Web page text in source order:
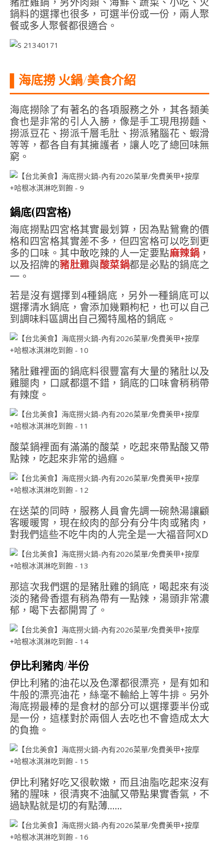
鍋料的選擇也很多，可選半份或一份，兩人聚
餐或多人聚餐都很適合。
▌海底撈 火鍋/美食介紹
海底撈除了有著名的各項服務之外，其各類美
食也是非常的引人入勝，像是手工現甩撈麵、
撈派豆花、撈派千層毛肚、撈派豬腦花、蝦滑
等等，都各自有其擁護者，讓人吃了總回味無
窮。
鍋底(四宮格)
海底撈點四宮格其實最划算，因為點鴛鴦的價
格和四宮格其實差不多，但四宮格可以吃到更
多的口味。其中敢吃辣的人一定要點麻辣鍋 ，
以及招牌的豬肚雞與酸菜鍋都是必點的鍋底之
一。
若是沒有選擇到4種鍋底，另外一種鍋底可以
選擇清水鍋底，會添加幾顆枸杞，也可以自己
到調味料區調出自己獨特風格的鍋底。
豬肚雞裡面的鍋底料很豐富有大量的豬肚以及
雞腿肉，口感都還不錯，鍋底的口味會稍稍帶
有辣度。
酸菜鍋裡面有滿滿的酸菜，吃起來帶點酸又帶
點辣，吃起來非常的過癮。
在送菜的同時，服務人員會先調一碗熱湯讓顧
客暖暖胃，現在絞肉的部分有分牛肉或豬肉，
對我們這些不吃牛肉的人完全是一大福音阿XD
那這次我們選的是豬肚雞的鍋底，喝起來有淡
淡的豬骨香還有稍為帶有一點辣，湯頭非常濃
郁，喝下去都開胃了。
伊比利豬肉/半份
伊比利豬的油花以及色澤都很漂亮，是有如和
牛般的漂亮油花，絲毫不輸給上等牛排。另外
海底撈最棒的是食材的部分可以選擇要半份或
是一份，這樣對於兩個人去吃也不會造成太大
的負擔。
伊比利豬好吃又很軟嫩，而且油脂吃起來沒有
豬的腥味，很清爽不油膩又帶點果實香氣，不
過缺點就是切的有點薄……